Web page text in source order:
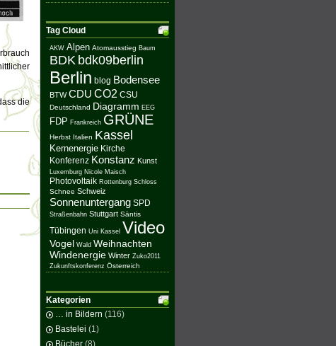
die
Tag Cloud
AKW Alpen Atomausstieg Baum
BDK bdk09berlin
Berlin blog Bodensee
BTW CDU CO2 CSU
Deutschland Diagramm EEG
FDP Frankreich GRÜNE
Herbst Italien Kassel
Kernenergie Kirche
Konferenz Konstanz Kunst
Luxemburg Nicole Maisch
Photovoltaik Rottenburg Schloss
Schnee Schweiz
Sonnenuntergang SPD
Straßenbahn Stuttgart Säntis
Tübingen Uni Kassel Video
Vogel Wald Weihnachten
Windenergie Winter Zuko2011
Zukunftskonferenz Österreich
Kategorien
… in Bildern (116)
Bastelei (1)
Bücher (8)